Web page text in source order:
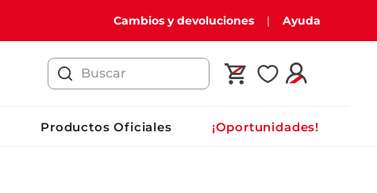
Cambios y devoluciones Ayuda
Buscar
Productos Oficiales ¡Oportunidades!